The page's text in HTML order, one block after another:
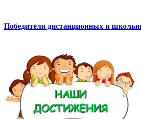
Победители дистанционных и